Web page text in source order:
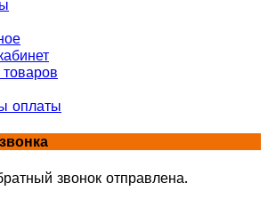
товаров
оплаты
звонок отправлена.